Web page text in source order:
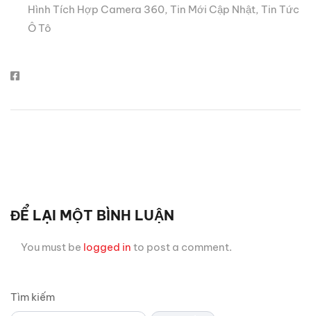
Tìm kiếm
Hình Tích Hợp Camera 360, Tin Mới Cập Nhật, Tin Tức
Ô Tô
ĐỂ LẠI MỘT BÌNH LUẬN
You must be logged in to post a comment.